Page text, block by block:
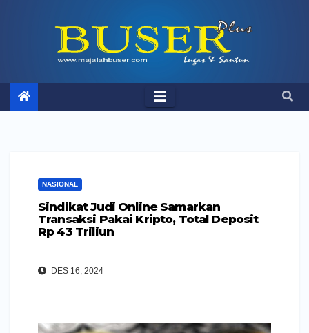
NASIONAL
Sindikat Judi Online Samarkan
Transaksi Pakai Kripto, Total Deposit
Rp 43 Triliun
DES 16, 2024